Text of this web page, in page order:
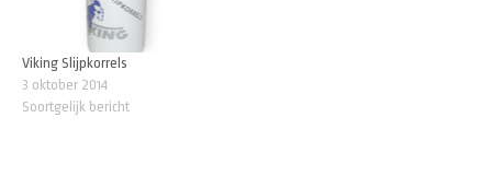
Viking Slijpkorrels
3 oktober 2014
Soortgelijk bericht